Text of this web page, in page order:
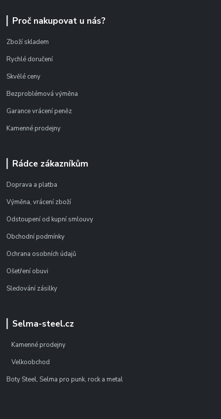
Proč nakupovat u nás?
Zboží skladem
Rychlé doručení
Skvělé ceny
Bezproblémová výměna
Garance vrácení peněz
Kamenné prodejny
Rádce zákazníkům
Doprava a platba
Výměna, vrácení zboží
Odstoupení od kupní smlouvy
Obchodní podmínky
Ochrana osobních údajů
Ošetření obuvi
Sledování zásilky
Selma-steel.cz
Kamenné prodejny
Velkoobchod
Boty Steel, Selma pro punk, rock a metal